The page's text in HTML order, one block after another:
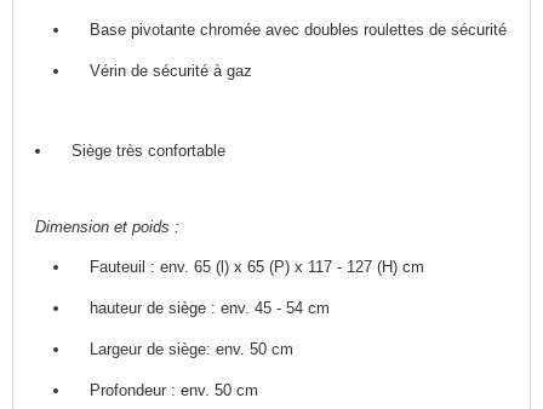
Base pivotante chromée avec doubles roulettes de sécurité
Vérin de sécurité à gaz
Siège très confortable
Dimension et poids :
Fauteuil : env. 65 (l) x 65 (P) x 117 - 127 (H) cm
hauteur de siège : env. 45 - 54 cm
Largeur de siège: env. 50 cm
Profondeur : env. 50 cm